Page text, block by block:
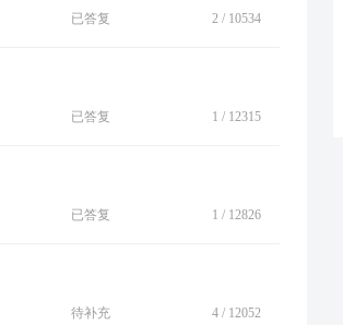
已答复 2 / 10534
已答复 1 / 12315
已答复 1 / 12826
待补充 4 / 12052